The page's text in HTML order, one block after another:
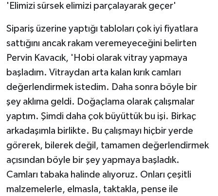
'Elimizi sürsek elimizi parçalayarak geçer'
Sipariş üzerine yaptığı tabloları çok iyi fiyatlara
sattığını ancak rakam veremeyeceğini belirten
Pervin Kavacık, 'Hobi olarak vitray yapmaya
başladım. Vitraydan arta kalan kırık camları
değerlendirmek istedim. Daha sonra böyle bir
şey aklıma geldi. Doğaçlama olarak çalışmalar
yaptım. Şimdi daha çok büyüttük bu işi. Birkaç
arkadaşımla birlikte. Bu çalışmayı hiçbir yerde
görerek, bilerek değil, tamamen değerlendirmek
açısından böyle bir şey yapmaya başladık.
Camları tabaka halinde alıyoruz. Onları çeşitli
malzemelerle, elmasla, taktakla, pense ile